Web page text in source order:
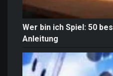
Wer bin ich Spiel: 50
Anleitung